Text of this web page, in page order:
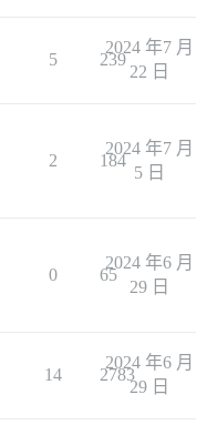
5 239
2024 年7 月
22 日
2 184
2024 年7 月
5 日
0 65
2024 年6 月
29 日
14 2783
2024 年6 月
29 日